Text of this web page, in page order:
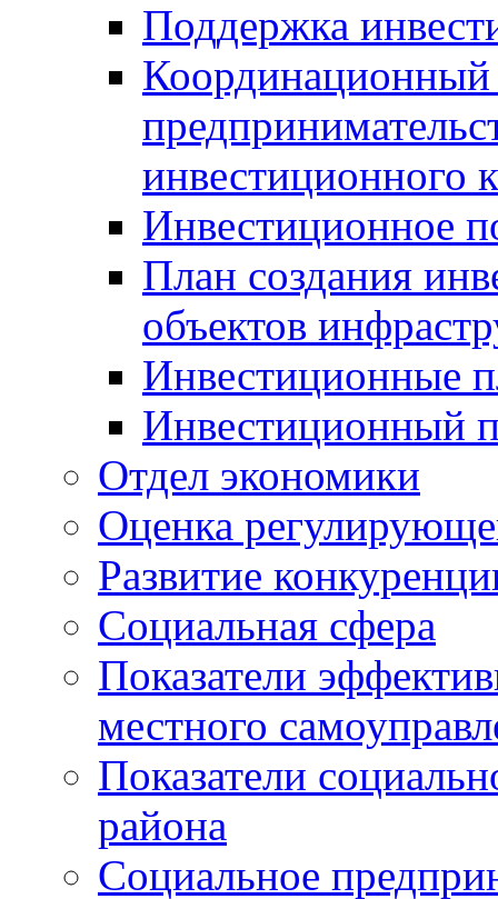
Поддержка
Координационный
инвестиционного
Инвестиционное
План создания
объектов
Инвестиционные
Инвестиционный
Отдел экономики
Оценка
Развитие
Социальная сфера
Показатели
местного
Показатели
района
Социальное